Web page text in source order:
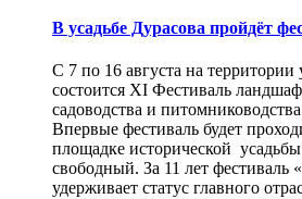
В усадьбе Дурасова пройдёт
С 7 по 16 августа на
состоится XI Фестиваль
садоводства и
Впервые фестиваль будет
площадке исторической
свободный. За 11 лет
удерживает статус главного